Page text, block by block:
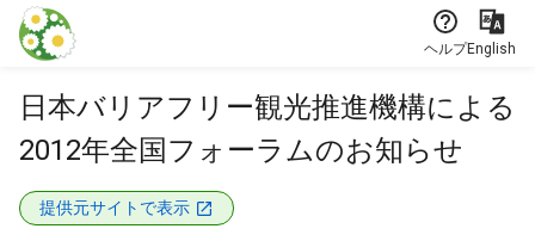
本文に飛ぶ
ヘルプEnglish
日本バリアフリー観光推進機構による
2012年全国フォーラムのお知らせ
提供元サイトで表示